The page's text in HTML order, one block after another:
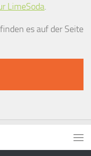
LimeSoda.
es auf der Seite